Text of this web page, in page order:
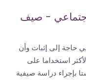
- صيف
حاجة إلى إثبات وأن
استخداما على
بإجراء دراسة صيفية